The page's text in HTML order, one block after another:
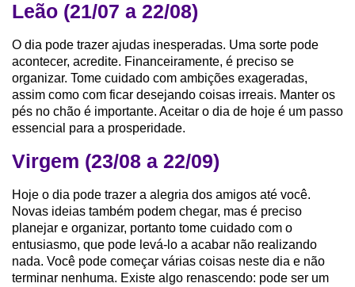
Leão (21/07 a 22/08)
O dia pode trazer ajudas inesperadas. Uma sorte pode
acontecer, acredite. Financeiramente, é preciso se
organizar. Tome cuidado com ambições exageradas,
assim como com ficar desejando coisas irreais. Manter os
pés no chão é importante. Aceitar o dia de hoje é um passo
essencial para a prosperidade.
Virgem (23/08 a 22/09)
Hoje o dia pode trazer a alegria dos amigos até você.
Novas ideias também podem chegar, mas é preciso
planejar e organizar, portanto tome cuidado com o
entusiasmo, que pode levá-lo a acabar não realizando
nada. Você pode começar várias coisas neste dia e não
terminar nenhuma. Existe algo renascendo: pode ser um